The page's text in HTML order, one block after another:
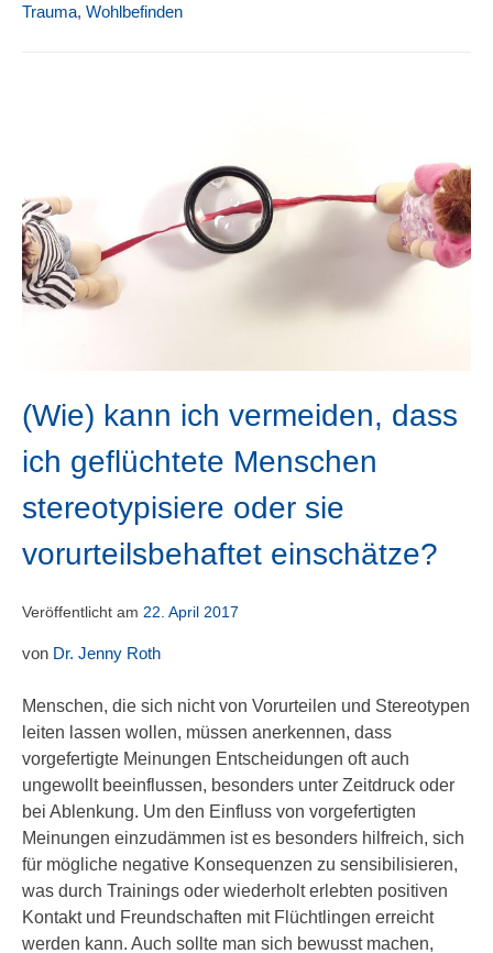
Trauma, Wohlbefinden
(Wie) kann ich vermeiden, dass
ich geflüchtete Menschen
stereotypisiere oder sie
vorurteilsbehaftet einschätze?
Veröffentlicht am 22. April 2017
von Dr. Jenny Roth
Menschen, die sich nicht von Vorurteilen und Stereotypen
leiten lassen wollen, müssen anerkennen, dass
vorgefertigte Meinungen Entscheidungen oft auch
ungewollt beeinflussen, besonders unter Zeitdruck oder
bei Ablenkung. Um den Einfluss von vorgefertigten
Meinungen einzudämmen ist es besonders hilfreich, sich
für mögliche negative Konsequenzen zu sensibilisieren,
was durch Trainings oder wiederholt erlebten positiven
Kontakt und Freundschaften mit Flüchtlingen erreicht
werden kann. Auch sollte man sich bewusst machen,